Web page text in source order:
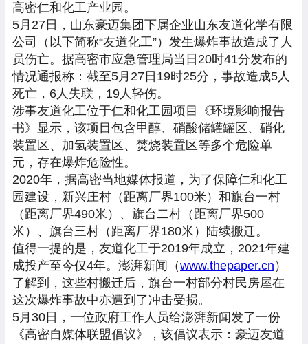
高密仁和化工产业园。
5月27日，山东豪迈集团下属企业山东友道化学有限
公司（以下简称“友道化工”）发生爆炸事故造成了人
员伤亡。据高密市应急管理局当日20时41分发布的
情况通报称：截至5月27日19时25分，事故造成5人
死亡，6人失联，19人轻伤。
涉事友道化工位于仁和化工园项目《环境影响报告
书》显示，该项目包含甲醇、硝酸储罐罐区、硝化
装置区、加氢装置区、焚烧装置区等多个危险单
元，存在爆炸危险性。
2020年，据高密当地媒体报道，为了保障仁和化工
园建设，新兴庄村（距离厂界100米）和旗台一村
（距离厂界490米）、旗台二村（距离厂界500
米）、旗台三村（距离厂界180米）陆续搬迁。
值得一提的是，友道化工于2019年成立，2021年建
成投产至今仅4年。澎湃新闻（www.thepaper.cn ）
了解到，这些村搬迁后，旗台一村部分村民房屋在
这次爆炸事故中亦遭到了冲击受损。
5月30日，一位政府工作人员给澎湃新闻发了一份
《高密自媒体联盟倡议》，该倡议表示：豪迈友道